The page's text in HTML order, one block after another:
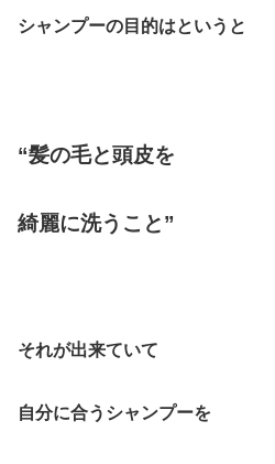
シャンプーの目的はというと
“髪の毛と頭皮を
綺麗に洗うこと”
それが出来ていて
自分に合うシャンプーを